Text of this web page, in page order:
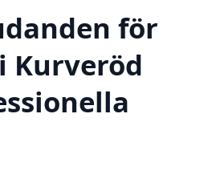
för
Kurveröd